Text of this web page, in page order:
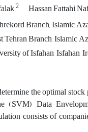
2 Hassan Fattahi
Branch, Islamic
Branch, Islamic
of Isfahan, Isfahan,
the optimal
(SVM), Data
consists of